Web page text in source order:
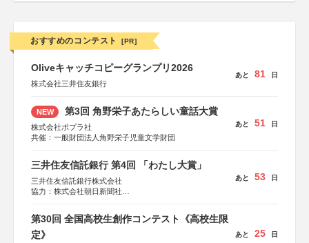
おすすめのコンテスト [PR]
Oliveキャッチコピーグランプリ2026
株式会社三井住友銀行
あと 81 日
NEW 第3回 角野栄子あたらしい童話大賞
株式会社ポプラ社
共催：一般財団法人角野栄子児童文学財団
あと 51 日
三井住友信託銀行 第4回 「わたし大賞」
三井住友信託銀行株式会社
協力：株式会社朝日新聞社
あと 53 日
第30回 全国高校生創作コンテスト《高校生限
定》
あと 25 日